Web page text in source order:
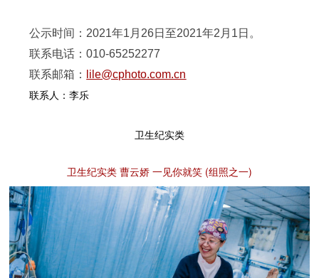
公示时间：2021年1月26日至2021年2月1日。
联系电话：010-65252277
联系邮箱：
lile@cphoto.com.cn
联系人：李乐
卫生纪实类
卫生纪实类 曹云娇 一见你就笑 (组照之一)